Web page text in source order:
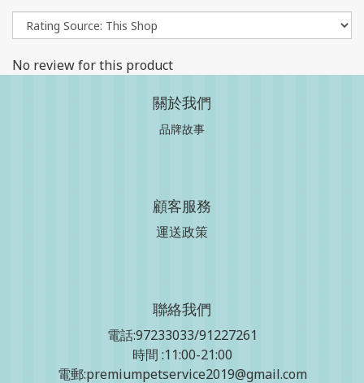
No review for this product
關於我們
品牌故事
顧客服務
運送政策
聯絡我們
電話:97233033/91227261
時間 :11:00-21:00
電郵:premiumpetservice2019@gmail.com